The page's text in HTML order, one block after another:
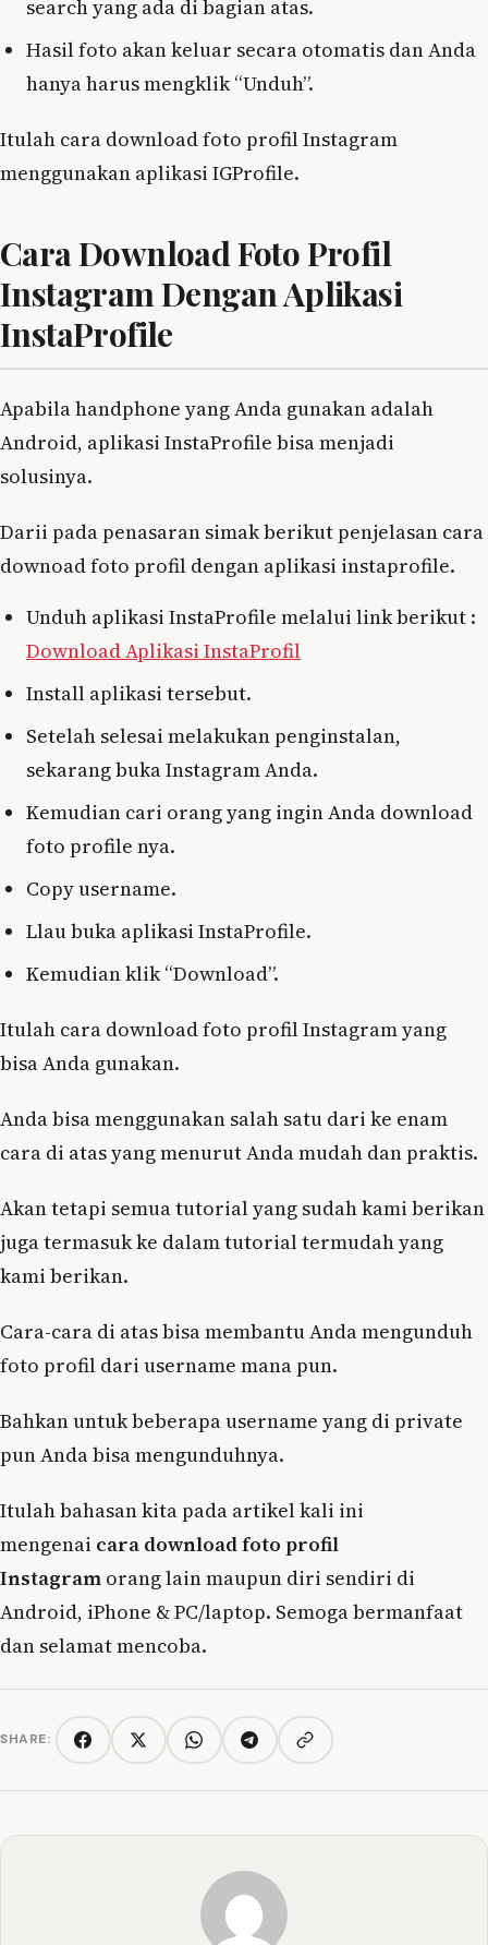
search yang ada di bagian atas.
Hasil foto akan keluar secara otomatis dan Anda
hanya harus mengklik “Unduh”.
Itulah cara download foto profil Instagram
menggunakan aplikasi IGProfile.
Cara Download Foto Profil
Instagram Dengan Aplikasi
InstaProfile
Apabila handphone yang Anda gunakan adalah
Android, aplikasi InstaProfile bisa menjadi
solusinya.
Darii pada penasaran simak berikut penjelasan cara
downoad foto profil dengan aplikasi instaprofile.
Unduh aplikasi InstaProfile melalui link berikut :
Download Aplikasi InstaProfil
Install aplikasi tersebut.
Setelah selesai melakukan penginstalan,
sekarang buka Instagram Anda.
Kemudian cari orang yang ingin Anda download
foto profile nya.
Copy username.
Llau buka aplikasi InstaProfile.
Kemudian klik “Download”.
Itulah cara download foto profil Instagram yang
bisa Anda gunakan.
Anda bisa menggunakan salah satu dari ke enam
cara di atas yang menurut Anda mudah dan praktis.
Akan tetapi semua tutorial yang sudah kami berikan
juga termasuk ke dalam tutorial termudah yang
kami berikan.
Cara-cara di atas bisa membantu Anda mengunduh
foto profil dari username mana pun.
Bahkan untuk beberapa username yang di private
pun Anda bisa mengunduhnya.
Itulah bahasan kita pada artikel kali ini
mengenai cara download foto profil
Instagram orang lain maupun diri sendiri di
Android, iPhone & PC/laptop. Semoga bermanfaat
dan selamat mencoba.
SHARE: FacebookTwitter/XWhatsAppTelegramCopy link